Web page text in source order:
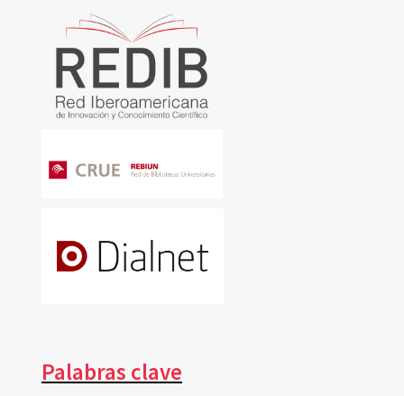
Palabras clave